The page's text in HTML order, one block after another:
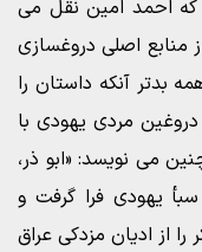
که احمد امین نقل می
منابع اصلی دروغسازی
بدتر آنکه داستان را
دروغین مردی یهودی با
می نویسد: «ابو ذر،
یهودی فرا گرفت و
از ادیان مزدکی عراق